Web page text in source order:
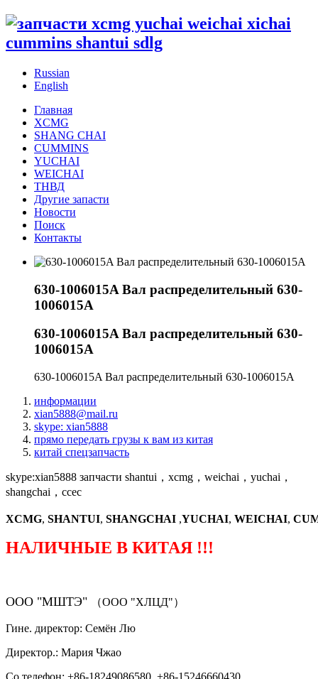
Russian
English
Главная
XCMG
SHANG CHAI
CUMMINS
YUCHAI
WEICHAI
ТНВД
Другие запасти
Новости
Поиск
Контакты
630-1006015A Вал распределительный 630-
1006015A
630-1006015A Вал распределительный 630-
1006015A
630-1006015A Вал распределительный 630-1006015A
информации
xian5888@mail.ru
skype: xian5888
прямо передать грузы к вам из китая
китай спецзапчасть
skype:xian5888 запчасти shantui，xcmg，weichai，yuchai，
shangchai，ccec
XCMG, SHANTUI, SHANGCHAI ,YUCHAI, WEICHAI,
НАЛИЧНЫЕ В КИТАЯ !!!
ООО "МШТЭ" （ООО "ХЛЦД"）
Гине. директор: Семён Лю
Директор.: Мария Чжао
Со.телефон: +86-18249086580 +86-15246660430